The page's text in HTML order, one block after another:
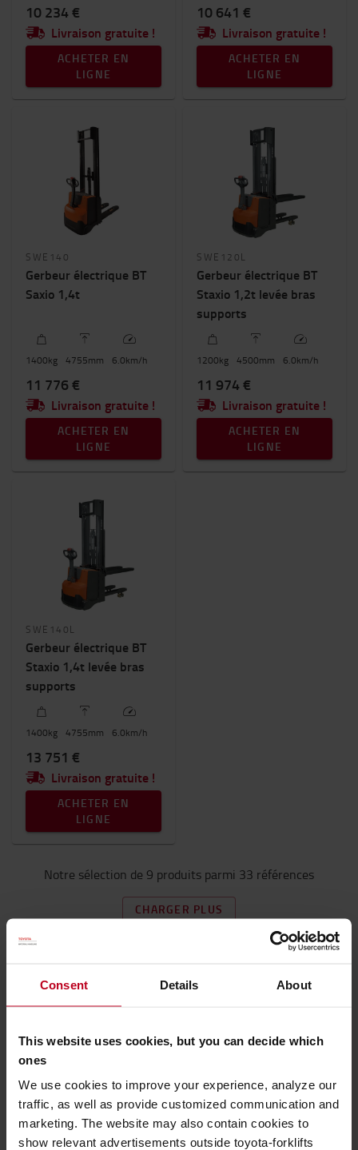
Consent Details About
This website uses cookies, but you can decide which
ones
We use cookies to improve your experience, analyze our
traffic, as well as provide customized communication and
marketing. The website may also contain cookies to
show relevant advertisements outside toyota-forklifts
10 234 €
Livraison gratuite !
ACHETER EN
LIGNE
10 641 €
Livraison gratuite !
ACHETER EN
LIGNE
SWE140
Gerbeur électrique BT
Saxio 1,4t
1400kg 4755mm 6.0km/h
11 776 €
Livraison gratuite !
ACHETER EN
LIGNE
SWE120L
Gerbeur électrique BT
Staxio 1,2t levée bras
supports
1200kg 4500mm 6.0km/h
11 974 €
Livraison gratuite !
ACHETER EN
LIGNE
SWE140L
Gerbeur électrique BT
Staxio 1,4t levée bras
supports
1400kg 4755mm 6.0km/h
13 751 €
Livraison gratuite !
ACHETER EN
LIGNE
Notre sélection de 9 produits parmi 33 références
CHARGER PLUS